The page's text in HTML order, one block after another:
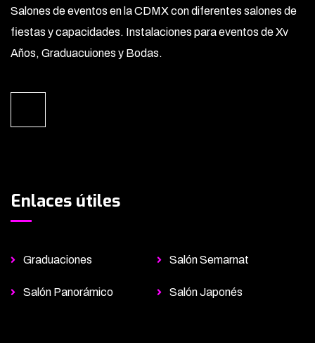
Salones de eventos en la CDMX con diferentes salones de
fiestas y capacidades. Instalaciones para eventos de Xv
Años, Graduacuiones y Bodas.
Enlaces útiles
Graduaciones Salón Semarnat
Salón Panorámico Salón Japonés